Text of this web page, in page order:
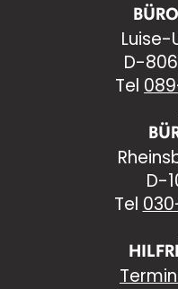
Luise-
D-
Tel
D-
Tel